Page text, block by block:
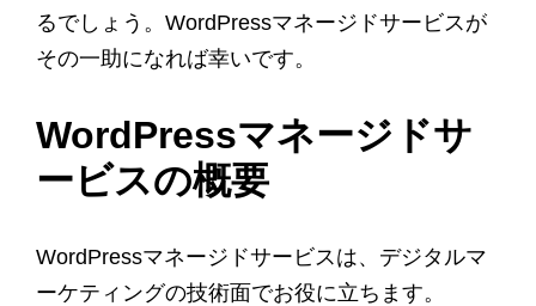
るでしょう。WordPressマネージドサービスが
その一助になれば幸いです。
WordPressマネージドサ
ービスの概要
WordPressマネージドサービスは、デジタルマ
ーケティングの技術面でお役に立ちます。